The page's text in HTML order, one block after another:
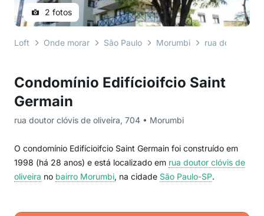
Condomínio Edifícioifcio Saint
Germain
rua doutor clóvis de oliveira, 704 • Morumbi
O condomínio Edifícioifcio Saint Germain foi construído em
1998 (há 28 anos) e está localizado em rua doutor clóvis de
oliveira no bairro Morumbi, na cidade São Paulo-SP.
2 fotos
Loft Onde morar São Paulo Morumbi rua doutor